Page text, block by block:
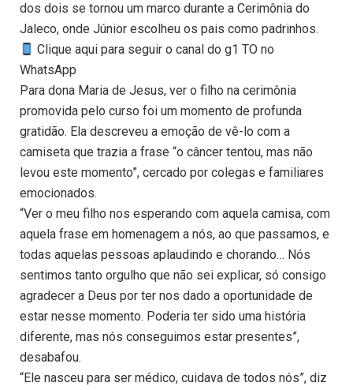
dos dois se tornou um marco durante a Cerimônia do
Jaleco, onde Júnior escolheu os pais como padrinhos.
Clique aqui para seguir o canal do g1 TO no
WhatsApp
Para dona Maria de Jesus, ver o filho na cerimônia
promovida pelo curso foi um momento de profunda
gratidão. Ela descreveu a emoção de vê-lo com a
camiseta que trazia a frase “o câncer tentou, mas não
levou este momento”, cercado por colegas e familiares
emocionados.
“Ver o meu filho nos esperando com aquela camisa, com
aquela frase em homenagem a nós, ao que passamos, e
todas aquelas pessoas aplaudindo e chorando… Nós
sentimos tanto orgulho que não sei explicar, só consigo
agradecer a Deus por ter nos dado a oportunidade de
estar nesse momento. Poderia ter sido uma história
diferente, mas nós conseguimos estar presentes”,
desabafou.
“Ele nasceu para ser médico, cuidava de todos nós”, diz